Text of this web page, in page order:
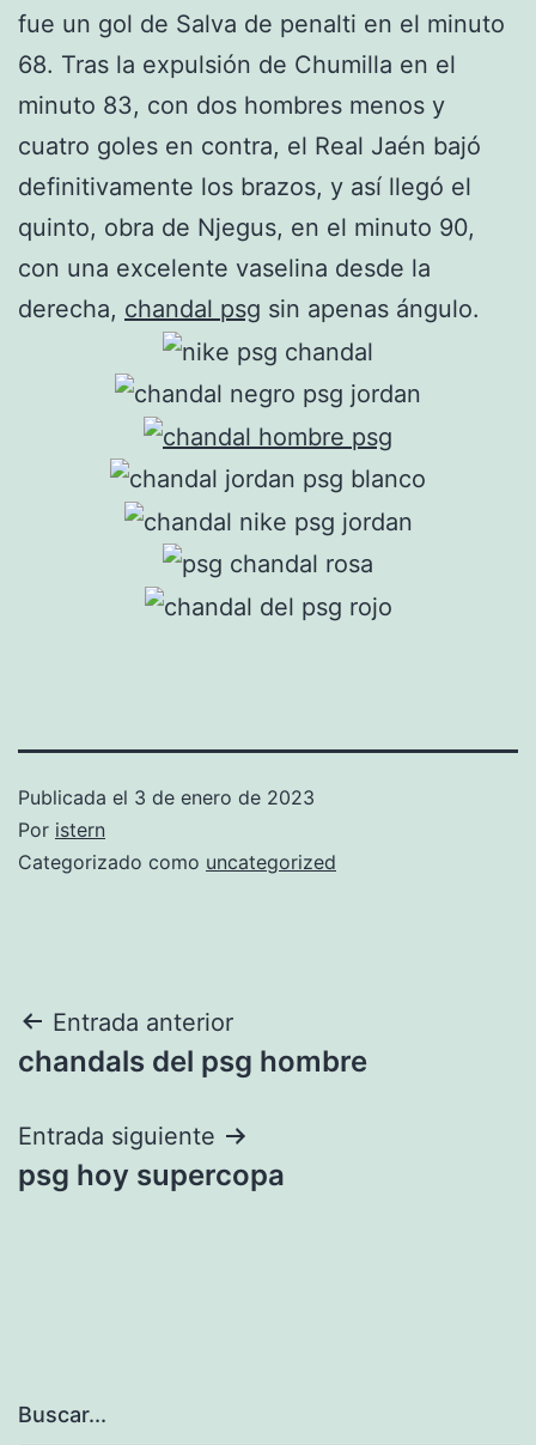
fue un gol de Salva de penalti en el minuto
68. Tras la expulsión de Chumilla en el
minuto 83, con dos hombres menos y
cuatro goles en contra, el Real Jaén bajó
definitivamente los brazos, y así llegó el
quinto, obra de Njegus, en el minuto 90,
con una excelente vaselina desde la
derecha, chandal psg sin apenas ángulo.
Publicada el 3 de enero de 2023
Por istern
Categorizado como uncategorized
Navegación
de
entradas
Entrada anterior
chandals del psg hombre
Entrada siguiente
psg hoy supercopa
Buscar...